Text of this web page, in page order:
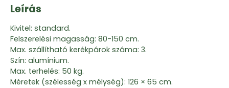
Leírás
Kivitel: standard.
Felszerelési magasság: 80-150 cm.
Max. szállítható kerékpárok száma: 3.
Szín: alumínium.
Max. terhelés: 50 kg.
Méretek (szélesség x mélység): 126 × 65 cm.